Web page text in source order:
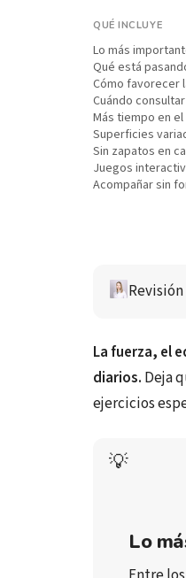
QUÉ INCLUYE
Lo más
Qué está
Cómo favorecer
Cuándo
Más tiempo en
Superficies
Sin zapatos en
Juegos
Acompañar sin
La fuerza, el
diarios. Deja
ejercicios
💡
Lo